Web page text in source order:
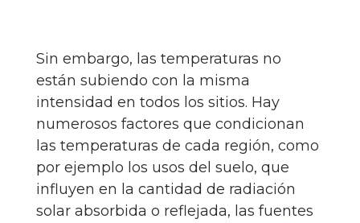
Sin embargo, las temperaturas no
están subiendo con la misma
intensidad en todos los sitios. Hay
numerosos factores que condicionan
las temperaturas de cada región, como
por ejemplo los usos del suelo, que
influyen en la cantidad de radiación
solar absorbida o reflejada, las fuentes